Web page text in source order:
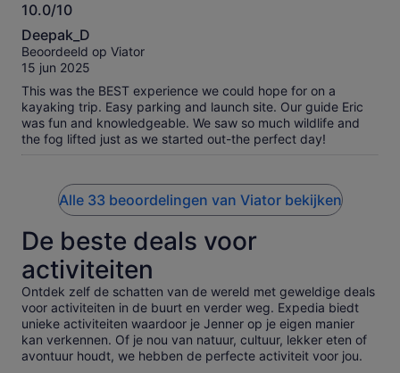
10.0/10
10.0
van
10
Deepak_D
Beoordeeld op Viator
15 jun 2025
This was the BEST experience we could hope for on a
kayaking trip. Easy parking and launch site. Our guide Eric
was fun and knowledgeable. We saw so much wildlife and
the fog lifted just as we started out-the perfect day!
Alle 33 beoordelingen van Viator bekijken
De beste deals voor
activiteiten
Ontdek zelf de schatten van de wereld met geweldige deals
voor activiteiten in de buurt en verder weg. Expedia biedt
unieke activiteiten waardoor je Jenner op je eigen manier
kan verkennen. Of je nou van natuur, cultuur, lekker eten of
avontuur houdt, we hebben de perfecte activiteit voor jou.